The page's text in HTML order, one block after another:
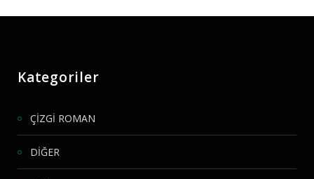
Kategoriler
ÇİZGİ ROMAN
DİĞER